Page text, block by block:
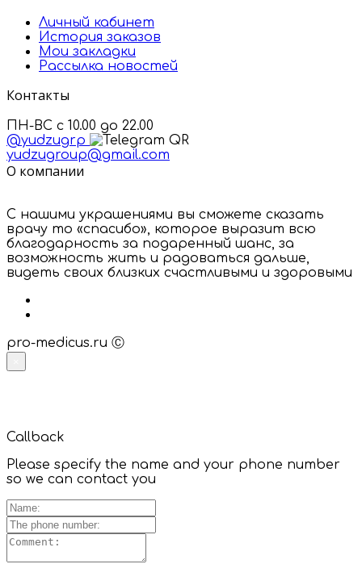
Личный кабинет
История заказов
Мои закладки
Рассылка новостей
Контакты
ПН-ВС с 10.00 до 22.00
@yudzugrp
yudzugroup@gmail.com
О компании
С нашими украшениями вы сможете сказать
врачу то «спасибо», которое выразит всю
благодарность за подаренный шанс, за
возможность жить и радоваться дальше,
видеть своих близких счастливыми и здоровыми
pro-medicus.ru Ⓒ
Callback
Please specify the name and your phone number
so we can contact you